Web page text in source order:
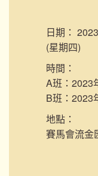
日期：
(星期四)
時間：
A班：2023
B班：2023
地點：
賽馬會流金